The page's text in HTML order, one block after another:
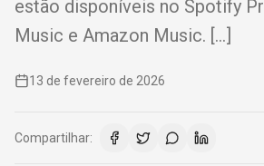
estão disponíveis no Spotify
Music e Amazon Music. […]
13 de fevereiro de 2026
Compartilhar: